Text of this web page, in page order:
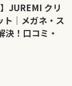
JUREMI クリ
ト｜メガネ・ス
決！口コミ・